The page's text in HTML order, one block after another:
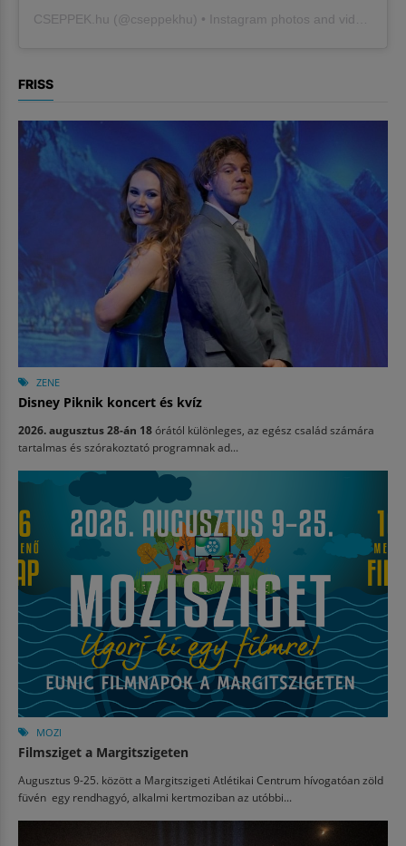
CSEPPEK.hu (@cseppekhu ) • Instagram photos and videos
FRISS
ZENE
Disney Piknik koncert és kvíz
2026. augusztus 28-án 18órától különleges, az egész család számára
tartalmas és szórakoztató programnak ad...
MOZI
Filmsziget a Margitszigeten
Augusztus 9-25. között a Margitszigeti Atlétikai Centrum hívogatóan zöld
füvén egy rendhagyó, alkalmi kertmoziban az utóbbi...